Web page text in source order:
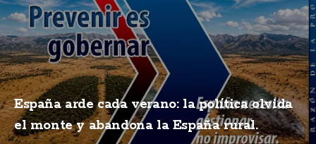
España arde cada verano: la política olvida
el monte y abandona la España rural.